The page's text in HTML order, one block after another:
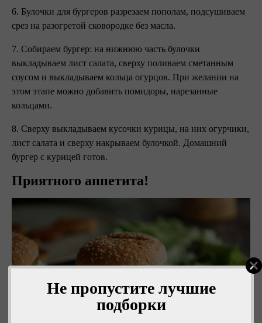
Не пропустите лучшие
подборки
6. Булочки для бургеров разрезаем пополам, подсушиваем
срез на разогретой сковородке без масла.
7. Собираем бургер: на нижнюю часть булочки
выкладываем лист салата, сверху поливаем сметанным
соусом и выкладываем кольца огурцов. При желании на
этом этапе можно добавить помидоры, нарезанные
кольцами.
8. Сверху выкладываем кусочки курицы, на них огурчики,
лист салата и сверху накрываем булочкой. Домашний
бургер с курицей готов.
Приятного аппетита!